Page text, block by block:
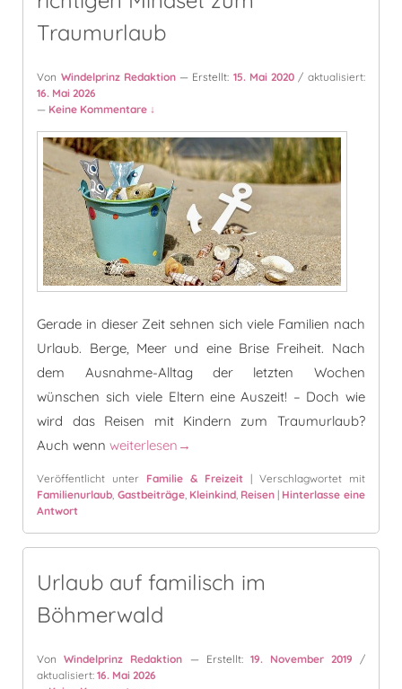
Traumurlaub
Von Windelprinz Redaktion — Erstellt: 15. Mai 2020 / aktualisiert:
16. Mai 2026
— Keine Kommentare ↓
Gerade in dieser Zeit sehnen sich viele Familien nach
Urlaub. Berge, Meer und eine Brise Freiheit. Nach
dem Ausnahme-Alltag der letzten Wochen
wünschen sich viele Eltern eine Auszeit! – Doch wie
wird das Reisen mit Kindern zum Traumurlaub?
Auch wennReisen mit Kindern – mit dem richtigen
weiterlesen →
Veröffentlicht unter Familie & Freizeit | Verschlagwortet mit
Familienurlaub Gastbeiträge, Kleinkind, Reisen | Hinterlasse eine
Antwort
Urlaub auf familisch im
Böhmerwald
VonWindelprinz Redaktion — Erstellt: 19. November 2019 /
aktualisiert:16. Mai 2026